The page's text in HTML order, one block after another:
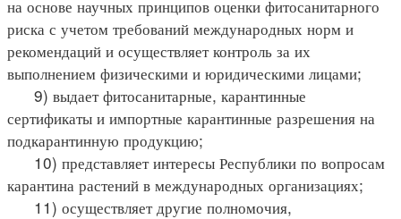
на основе научных принципов оценки фитосанитарного
риска с учетом требований международных норм и
рекомендаций и осуществляет контроль за их
выполнением физическими и юридическими лицами;
9) выдает фитосанитарные, карантинные
сертификаты и импортные карантинные разрешения на
подкарантинную продукцию;
10) представляет интересы Республики по вопросам
карантина растений в международных организациях;
11) осуществляет другие полномочия,